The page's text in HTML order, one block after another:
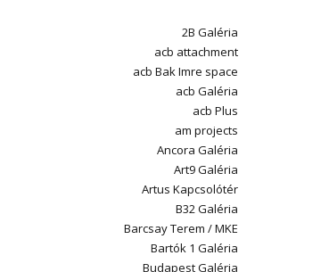
2B Galéria
acb attachment
acb Bak Imre space
acb Galéria
acb Plus
am projects
Ancora Galéria
Art9 Galéria
Artus Kapcsolótér
B32 Galéria
Barcsay Terem / MKE
Bartók 1 Galéria
Budapest Galéria